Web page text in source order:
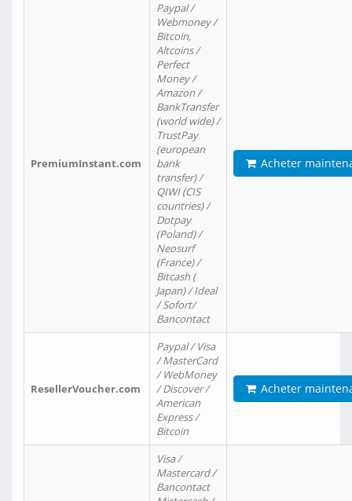
PremiumInstant.com
Paypal /
Webmoney /
Bitcoin,
Altcoins /
Perfect
Money /
Amazon /
BankTransfer
(world wide) /
TrustPay
(european
bank
transfer) /
QIWI (CIS
countries) /
Dotpay
(Poland) /
Neosurf
(France) /
Bitcash (
Japan) / Ideal
/ Sofort/
Bancontact
Acheter
ResellerVoucher.com
Paypal / Visa
/ MasterCard
/ WebMoney
/ Discover /
American
Express /
Bitcoin
Acheter
Visa /
Mastercard /
Bancontact